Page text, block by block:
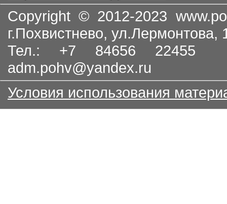
Copyright © 2012-2023
г.Похвистнево, ул.Лермонтова,
Тел.: +7 84656
adm.pohv@yandex.ru
Условия использования